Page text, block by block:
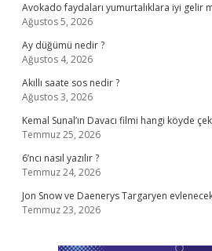
Avokado faydaları yumurtalıklara iyi gelir
Ağustos 5, 2026
Ay düğümü nedir ?
Ağustos 4, 2026
Akıllı saate sos nedir ?
Ağustos 3, 2026
Kemal Sunal’ın Davacı filmi hangi köyde
Temmuz 25, 2026
6’ncı nasıl yazılır ?
Temmuz 24, 2026
Jon Snow ve Daenerys Targaryen
Temmuz 23, 2026